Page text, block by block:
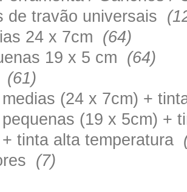
de travão universais
24 x 7cm (64)
19 x 5 cm (64)
(61)
(24 x 7cm) +
(19 x 5cm) +
tinta alta temperatura
(7)